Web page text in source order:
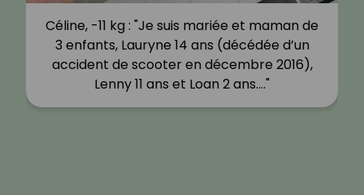
Céline, -11 kg : "Je suis mariée et maman de
3 enfants, Lauryne 14 ans (décédée d’un
accident de scooter en décembre 2016),
Lenny 11 ans et Loan 2 ans.…"